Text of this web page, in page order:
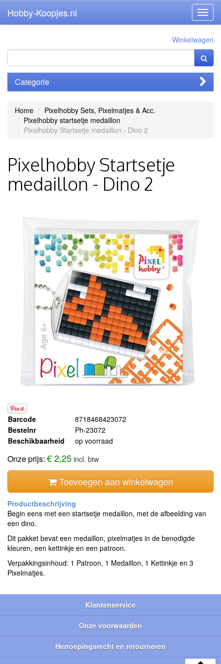
Hobby-Koopjes.nl
Winkelwagen
Categorie
Home
Pixelhobby Sets, Pixelmatjes & Acc.
Pixelhobby startsetje medaillon
Pixelhobby Startsetje medaillon - Dino 2
Pixelhobby Startsetje
medaillon - Dino 2
Barcode
8718468423072
Bestelnr
Ph-23072
Beschikbaarheid
op voorraad
Onze prijs: € 2,25incl. btw
Toevoegen aan winkelwagen
Begin eens met een startsetje medaillon, met de afbeelding van
een dino.
Dit pakket bevat een medaillon, pixelmatjes in de benodigde
kleuren, een kettinkje en een patroon.
Verpakkingsinhoud: 1 Patroon, 1 Medaillon, 1 Kettinkje en 3
Pixelmatjes.
Klantenservice
Onze voorwaarden
Herroepingsrecht en retourneren